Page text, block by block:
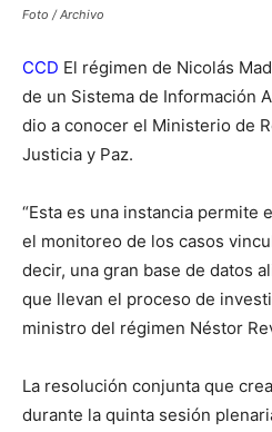
Foto / Archivo
CCD El régimen de Nicolás
de un Sistema de Información
dio a conocer el Ministerio de
Justicia y Paz.
“Esta es una instancia permite
el monitoreo de los casos
decir, una gran base de datos
que llevan el proceso de
ministro del régimen Néstor
La resolución conjunta que
durante la quinta sesión